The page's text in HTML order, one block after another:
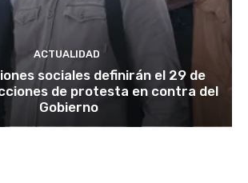
ACTUALIDAD
sociales definirán el 29 de
de protesta en contra del
Gobierno